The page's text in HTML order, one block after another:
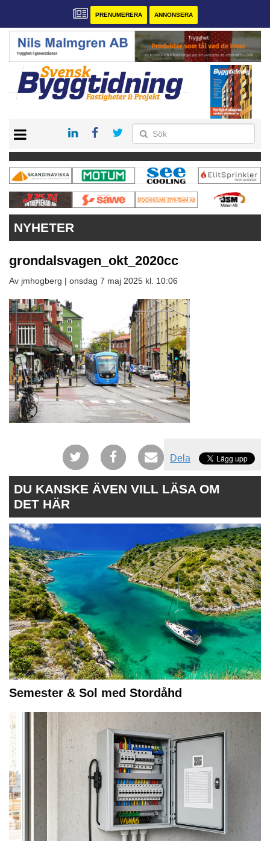
PRENUMERERA ANNONSERA
PRENUMERERA
VÅRA ANDRA MAGASIN
ANNONSERA
KONTAKT
NYHETER
grondalsvagen_okt_2020cc
Av jmhogberg | onsdag 7 maj 2025 kl. 10:06
Dela
DU KANSKE ÄVEN VILL LÄSA OM
DET HÄR
Semester & Sol med Stordåhd